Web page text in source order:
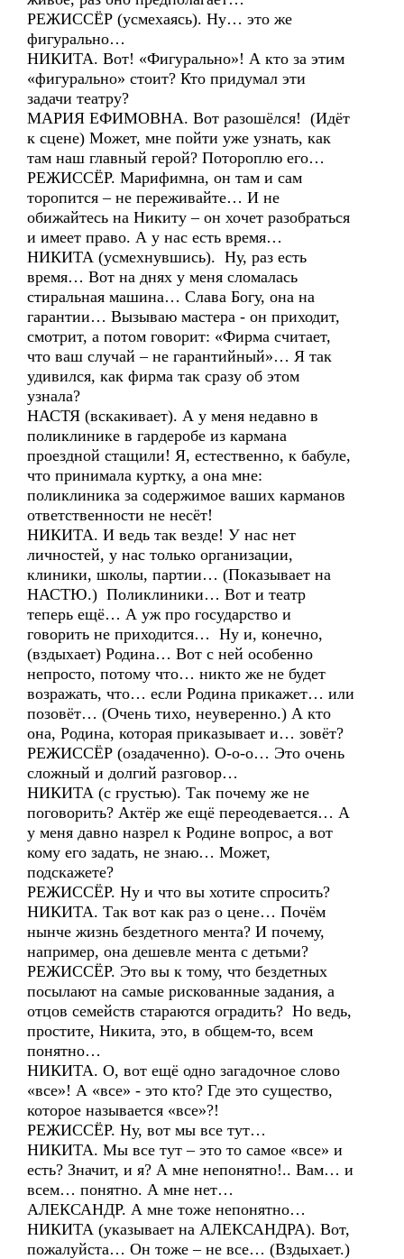
РЕЖИССЁР (усмехаясь). Ну… это же
фигурально…
НИКИТА. Вот! «Фигурально»! А кто за этим
«фигурально» стоит? Кто придумал эти
задачи театру?
МАРИЯ ЕФИМОВНА. Вот разошёлся! (Идёт
к сцене) Может, мне пойти уже узнать, как
там наш главный герой? Потороплю его…
РЕЖИССЁР. Марифимна, он там и сам
торопится – не переживайте… И не
обижайтесь на Никиту – он хочет разобраться
и имеет право. А у нас есть время…
НИКИТА (усмехнувшись). Ну, раз есть
время… Вот на днях у меня сломалась
стиральная машина… Слава Богу, она на
гарантии… Вызываю мастера - он приходит,
смотрит, а потом говорит: «Фирма считает,
что ваш случай – не гарантийный»… Я так
удивился, как фирма так сразу об этом
узнала?
НАСТЯ (вскакивает). А у меня недавно в
поликлинике в гардеробе из кармана
проездной стащили! Я, естественно, к бабуле,
что принимала куртку, а она мне:
поликлиника за содержимое ваших карманов
ответственности не несёт!
НИКИТА. И ведь так везде! У нас нет
личностей, у нас только организации,
клиники, школы, партии… (Показывает на
НАСТЮ.) Поликлиники… Вот и театр
теперь ещё… А уж про государство и
говорить не приходится… Ну и, конечно,
(вздыхает) Родина… Вот с ней особенно
непросто, потому что… никто же не будет
возражать, что… если Родина прикажет… или
позовёт… (Очень тихо, неуверенно.) А кто
она, Родина, которая приказывает и… зовёт?
РЕЖИССЁР (озадаченно). О-о-о… Это очень
сложный и долгий разговор…
НИКИТА (с грустью). Так почему же не
поговорить? Актёр же ещё переодевается… А
у меня давно назрел к Родине вопрос, а вот
кому его задать, не знаю… Может,
подскажете?
РЕЖИССЁР. Ну и что вы хотите спросить?
НИКИТА. Так вот как раз о цене… Почём
нынче жизнь бездетного мента? И почему,
например, она дешевле мента с детьми?
РЕЖИССЁР. Это вы к тому, что бездетных
посылают на самые рискованные задания, а
отцов семейств стараются оградить? Но ведь,
простите, Никита, это, в общем-то, всем
понятно…
НИКИТА. О, вот ещё одно загадочное слово
«все»! А «все» - это кто? Где это существо,
которое называется «все»?!
РЕЖИССЁР. Ну, вот мы все тут…
НИКИТА. Мы все тут – это то самое «все» и
есть? Значит, и я? А мне непонятно!.. Вам… и
всем… понятно. А мне нет…
АЛЕКСАНДР. А мне тоже непонятно…
НИКИТА (указывает на АЛЕКСАНДРА). Вот,
пожалуйста… Он тоже – не все… (Вздыхает.)